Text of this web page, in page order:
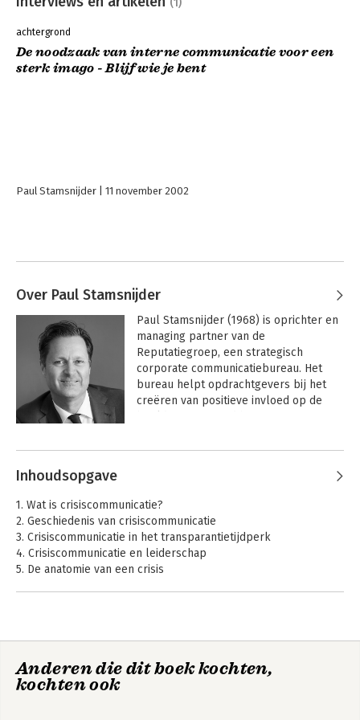
achtergrond
De noodzaak van interne communicatie voor een
sterk imago - Blijf wie je bent
Paul Stamsnijder 11 november 2002
Over Paul Stamsnijder
Paul Stamsnijder (1968) is oprichter en
managing partner van de
Reputatiegroep, een strategisch
corporate communicatiebureau. Het
bureau helpt opdrachtgevers bij het
creëren van positieve invloed op de
Stamsnijder is gespecialiseerd in
(re)branding en crisiscommunicatie. De
dialoog met stakeholders is in zijn
beleving een cruciaal instrument voor
het vormgeven van verandering en
onmisbaar voor het creëren van
draagvlak voor nieuwe
organisatievormen, (merk)strategieën
en -beleid.
'Goed nieuws in kwade tijden:
en ' Het merk is dood, leve het merk:
Andere boeken door Paul
Stamsnijder
Stakeholdermanagement
Van debat naar
Inhoudsopgave
1. Wat is crisiscommunicatie?
2. Geschiedenis van crisiscommunicatie
3. Crisiscommunicatie in het transparantietijdperk
4. Crisiscommunicatie en leiderschap
5. De anatomie van een crisis
Anderen die dit boek kochten,
kochten ook